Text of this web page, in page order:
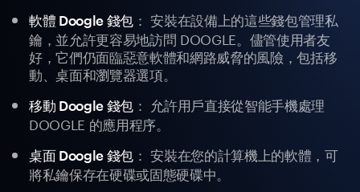
軟體 Doogle 錢包： 安裝在設備上的這些錢包管理私
鑰，並允許更容易地訪問 DOOGLE。儘管使用者友
好，它們仍面臨惡意軟體和網路威脅的風險，包括移
動、桌面和瀏覽器選項。
移動 Doogle 錢包： 允許用戶直接從智能手機處理
DOOGLE 的應用程序。
桌面 Doogle 錢包： 安裝在您的計算機上的軟體，可
將私鑰保存在硬碟或固態硬碟中。